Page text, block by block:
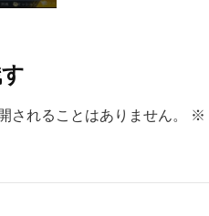
されることはありません。 ※